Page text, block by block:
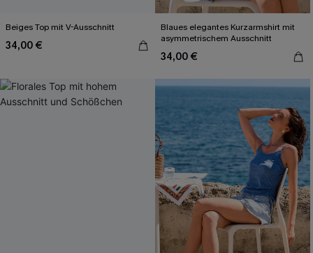
Beiges Top mit V-Ausschnitt
34,00 €
Blaues elegantes Kurzarmshirt mit
asymmetrischem Ausschnitt
34,00 €